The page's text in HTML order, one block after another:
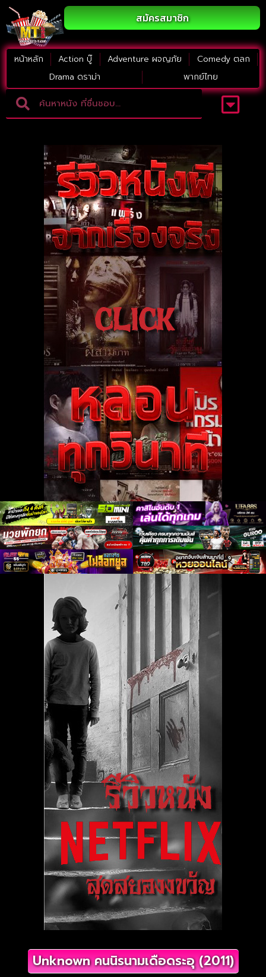
สมัครสมาชิก
หน้าหลัก Action บู๊ Adventure ผจญภัย
Comedy ตลก
Drama ดราม่า
พากย์ไทย
Unknown คนนิรนามเดือดระอุ (2011)